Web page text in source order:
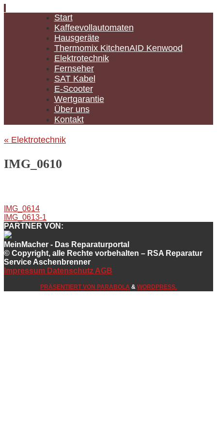
Start
Kaffeevollautomaten
Hausgeräte
Thermomix KitchenAID Kenwood
Elektrotechnik
Fernseher
SAT Kabel
E-Scooter
Wertgarantie
Über uns
Kontakt
« Elektrotechnik
IMG_0610
IMG_0614
IMG_0613-1
PARTNER VON:
MeinMacher - Das Reparaturportal
© Copyright, alle Rechte vorbehalten – RSA Reparatur
Service Aschenbrenner
Impressum Datenschutz AGB
PRÄSENTIERT VON PARABOLA & WORDPRESS.